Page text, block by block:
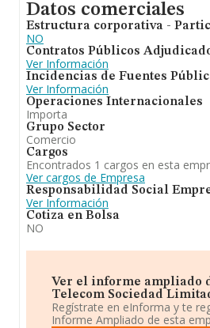
Datos comerciales
Estructura corporativa -
NO
Contratos Públicos
Ver Información
Incidencias de Fuentes
Ver Información
Operaciones Internacionales
Importa
Grupo Sector
Comercio
Cargos
Encontrados 1 cargos en esta
Ver cargos de Empresa
Responsabilidad Social
Ver Información
Cotiza en Bolsa
NO
Ver el informe ampliado
Telecom Sociedad
Regístrate en eInforma y te
Informe Ampliado de esta